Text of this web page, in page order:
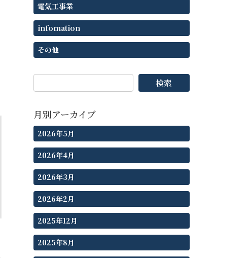
電気工事業
infomation
その他
検索
月別アーカイブ
2026年5月
2026年4月
2026年3月
2026年2月
2025年12月
2025年8月